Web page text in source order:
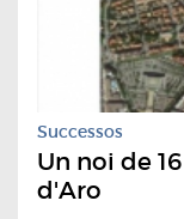
Successos
Un noi de
d'Aro